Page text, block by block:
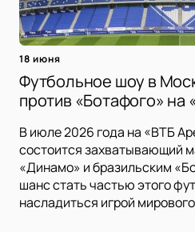
18 июня
Футбольное шоу в
против «Ботафого» на
В июле 2026 года на «ВТБ
состоится захватывающий
«Динамо» и бразильским
шанс стать частью этого
насладиться игрой